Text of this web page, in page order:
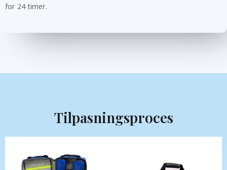
for 24 timer.
Tilpasningsproces